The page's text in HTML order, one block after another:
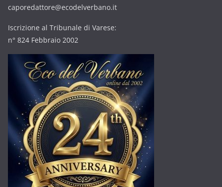
caporedattore@ecodelverbano.it
Iscrizione al Tribunale di Varese:
n° 824 Febbraio 2002